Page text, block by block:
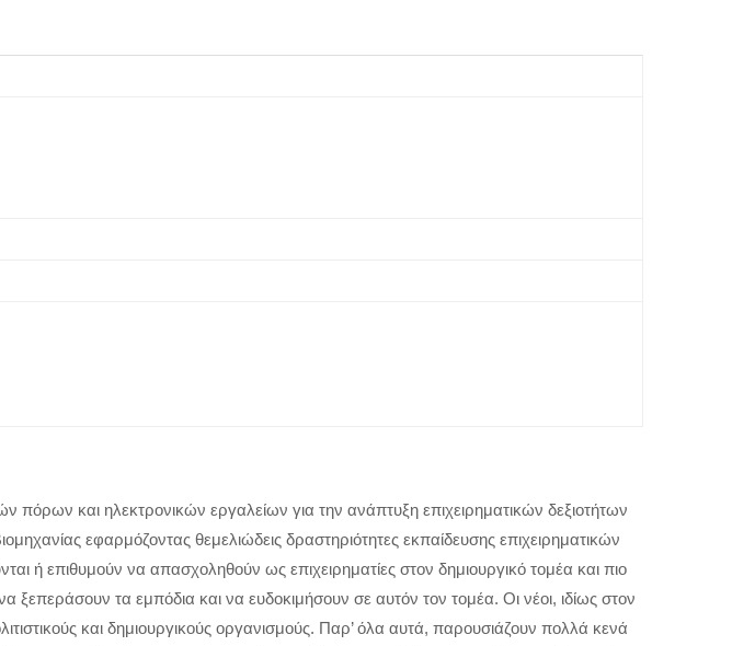
και ηλεκτρονικών εργαλείων για την ανάπτυξη επιχειρηματικών δεξιοτήτων
εφαρμόζοντας θεμελιώδεις δραστηριότητες εκπαίδευσης επιχειρηματικών
ή επιθυμούν να απασχοληθούν ως επιχειρηματίες στον δημιουργικό τομέα και πιο
ξεπεράσουν τα εμπόδια και να ευδοκιμήσουν σε αυτόν τον τομέα. Οι νέοι, ιδίως στον
και δημιουργικούς οργανισμούς. Παρ’ όλα αυτά, παρουσιάζουν πολλά κενά